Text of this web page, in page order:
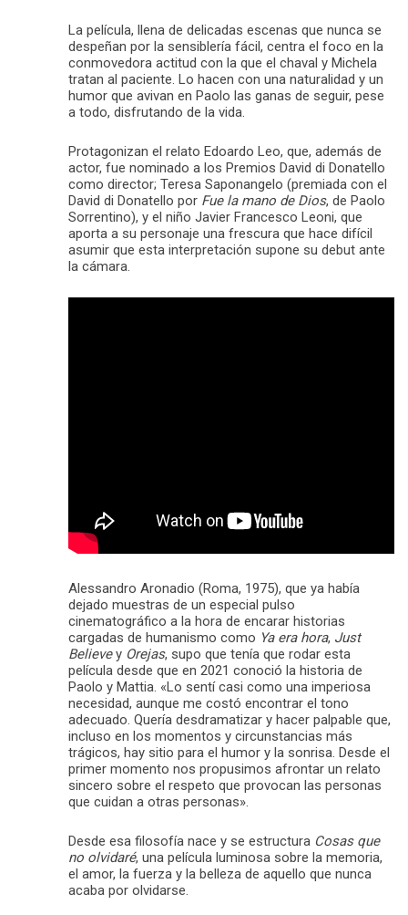
La película, llena de delicadas escenas que nunca se
despeñan por la sensiblería fácil, centra el foco en la
conmovedora actitud con la que el chaval y Michela
tratan al paciente. Lo hacen con una naturalidad y un
humor que avivan en Paolo las ganas de seguir, pese
a todo, disfrutando de la vida.
Protagonizan el relato Edoardo Leo, que, además de
actor, fue nominado a los Premios David di Donatello
como director; Teresa Saponangelo (premiada con el
David di Donatello por Fue la mano de Dios, de Paolo
Sorrentino), y el niño Javier Francesco Leoni, que
aporta a su personaje una frescura que hace difícil
asumir que esta interpretación supone su debut ante
la cámara.
Alessandro Aronadio (Roma, 1975), que ya había
dejado muestras de un especial pulso
cinematográfico a la hora de encarar historias
cargadas de humanismo como Ya era hora, Just
Believey Orejas, supo que tenía que rodar esta
película desde que en 2021 conoció la historia de
Paolo y Mattia. «Lo sentí casi como una imperiosa
necesidad, aunque me costó encontrar el tono
adecuado. Quería desdramatizar y hacer palpable que,
incluso en los momentos y circunstancias más
trágicos, hay sitio para el humor y la sonrisa. Desde el
primer momento nos propusimos afrontar un relato
sincero sobre el respeto que provocan las personas
que cuidan a otras personas».
Desde esa filosofía nace y se estructura Cosas que
no olvidaré, una película luminosa sobre la memoria,
el amor, la fuerza y la belleza de aquello que nunca
acaba por olvidarse.